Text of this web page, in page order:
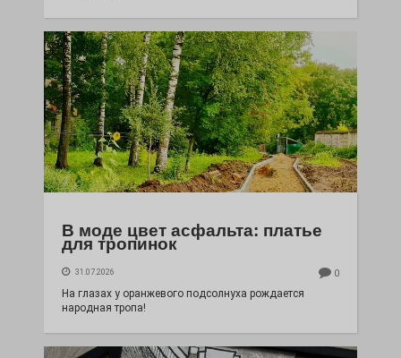
В моде цвет асфальта: платье
для тропинок
31.07.2026 0
На глазах у оранжевого подсолнуха рождается
народная тропа!